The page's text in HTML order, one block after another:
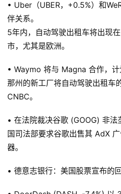
• Uber（UBER，+0.5%）和
伴关系。
5年内，自动驾驶出租车将出现
市，尤其是欧洲。
• Waymo 将与 Magna 合作，
那州的新工厂将自动驾驶出租车
CNBC。
• 在法院裁决谷歌 (GOOG) 非
国司法部要求谷歌出售其 AdX
器。
• 德意志银行：美国股票宣布的